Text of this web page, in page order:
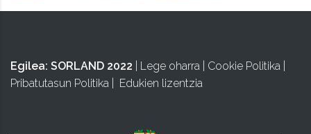
Egilea: SORLAND 2022 Lege oharra Cookie Politika
Pribatutasun Politika
Edukien lizentzia